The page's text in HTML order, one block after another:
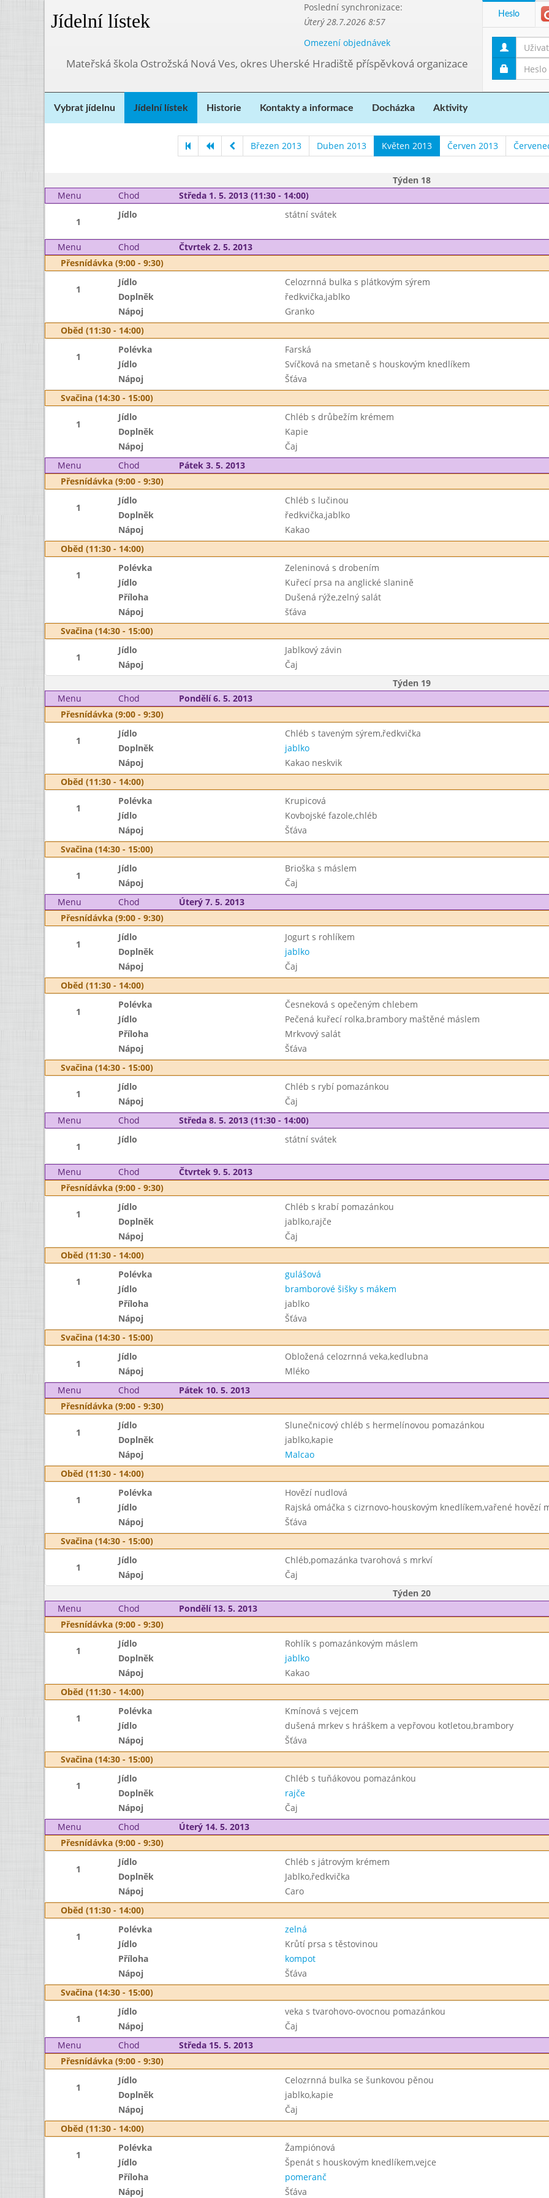
Jídelní lístek
Poslední synchronizace:
Úterý 28.7.2026 8:57
Omezení objednávek
Mateřská škola Ostrožská Nová Ves, okres Uherské Hradiště příspěvková organizace
Heslo
Vybrat jídelnu Jídelní lístek Historie Kontakty a informace Docházka Aktivity
Březen 2013 Duben 2013 Květen 2013 Červen 2013
Týden 18
Menu
Chod Středa 1. 5. 2013 (11:30 - 14:00)
1
Jídlo státní svátek
Menu Chod
Čtvrtek 2. 5. 2013
Přesnídávka (9:00 - 9:30)
1
Jídlo
Celozrnná bulka s plátkovým sýrem
Doplněk
ředkvička,jablko
Nápoj
Granko
Oběd (11:30 - 14:00)
1
Polévka
Farská
Jídlo
Svíčková na smetaně s houskovým knedlíkem
Nápoj
Šťáva
Svačina (14:30 - 15:00)
1
Jídlo
Chléb s drůbežím krémem
Doplněk
Kapie
Nápoj
Čaj
Menu
Chod
Pátek 3. 5. 2013
Přesnídávka (9:00 - 9:30)
1
Jídlo
Chléb s lučinou
Doplněk
ředkvička,jablko
Nápoj
Kakao
Oběd (11:30 - 14:00)
1
Polévka
Zeleninová s drobením
Jídlo
Kuřecí prsa na anglické slanině
Příloha
Dušená rýže,zelný salát
Nápoj
šťáva
Svačina (14:30 - 15:00)
1
Jídlo
Jablkový závin
Nápoj
Čaj
Týden 19
Menu
Chod
Pondělí 6. 5. 2013
Přesnídávka (9:00 - 9:30)
1
Jídlo
Chléb s taveným sýrem,ředkvička
Doplněk
jablko
Nápoj
Kakao neskvik
Oběd (11:30 - 14:00)
1
Polévka
Krupicová
Jídlo
Kovbojské fazole,chléb
Nápoj
Šťáva
Svačina (14:30 - 15:00)
1
Jídlo
Brioška s máslem
Nápoj
Čaj
Menu
Chod
Úterý 7. 5. 2013
Přesnídávka (9:00 - 9:30)
1
Jídlo
Jogurt s rohlíkem
Doplněk
jablko
Nápoj
Čaj
Oběd (11:30 - 14:00)
1
Polévka
Česneková s opečeným chlebem
Jídlo
Pečená kuřecí rolka,brambory maštěné máslem
Příloha
Mrkvový salát
Nápoj
Šťáva
Svačina (14:30 - 15:00)
1
Jídlo
Chléb s rybí pomazánkou
Nápoj
Čaj
Menu
Chod Středa 8. 5. 2013 (11:30 - 14:00)
1
Jídlo státní svátek
Menu Chod
Čtvrtek 9. 5. 2013
Přesnídávka (9:00 - 9:30)
1
Jídlo
Chléb s krabí pomazánkou
Doplněk
jablko,rajče
Nápoj
Čaj
Oběd (11:30 - 14:00)
1
Polévka
gulášová
Jídlo
bramborové šišky s mákem
Příloha
jablko
Nápoj
Šťáva
Svačina (14:30 - 15:00)
1
Jídlo
Obložená celozrnná veka,kedlubna
Nápoj
Mléko
Menu
Chod
Pátek 10. 5. 2013
Přesnídávka (9:00 - 9:30)
1
Jídlo
Slunečnicový chléb s hermelínovou pomazánkou
Doplněk
jablko,kapie
Nápoj
Malcao
Oběd (11:30 - 14:00)
1
Polévka
Hovězí nudlová
Jídlo
Rajská omáčka s cizrnovo-houskovým knedlíkem,vařené hovězí
Nápoj
Šťáva
Svačina (14:30 - 15:00)
1
Jídlo
Chléb,pomazánka tvarohová s mrkví
Nápoj
Čaj
Týden 20
Menu
Chod
Pondělí 13. 5. 2013
Přesnídávka (9:00 - 9:30)
1
Jídlo
Rohlík s pomazánkovým máslem
Doplněk
jablko
Nápoj
Kakao
Oběd (11:30 - 14:00)
1
Polévka
Kmínová s vejcem
Jídlo
dušená mrkev s hráškem a vepřovou kotletou,brambory
Nápoj
Šťáva
Svačina (14:30 - 15:00)
1
Jídlo
Chléb s tuňákovou pomazánkou
Doplněk
rajče
Nápoj
Čaj
Menu
Chod
Úterý 14. 5. 2013
Přesnídávka (9:00 - 9:30)
1
Jídlo
Chléb s játrovým krémem
Doplněk
Jablko,ředkvička
Nápoj
Caro
Oběd (11:30 - 14:00)
1
Polévka
zelná
Jídlo
Krůtí prsa s těstovinou
Příloha
kompot
Nápoj
Šťáva
Svačina (14:30 - 15:00)
1
Jídlo
veka s tvarohovo-ovocnou pomazánkou
Nápoj
Čaj
Menu
Chod
Středa 15. 5. 2013
Přesnídávka (9:00 - 9:30)
1
Jídlo
Celozrnná bulka se šunkovou pěnou
Doplněk
jablko,kapie
Nápoj
Čaj
Oběd (11:30 - 14:00)
1
Polévka
Žampiónová
Jídlo
Špenát s houskovým knedlíkem,vejce
Příloha
pomeranč
Nápoj
Šťáva